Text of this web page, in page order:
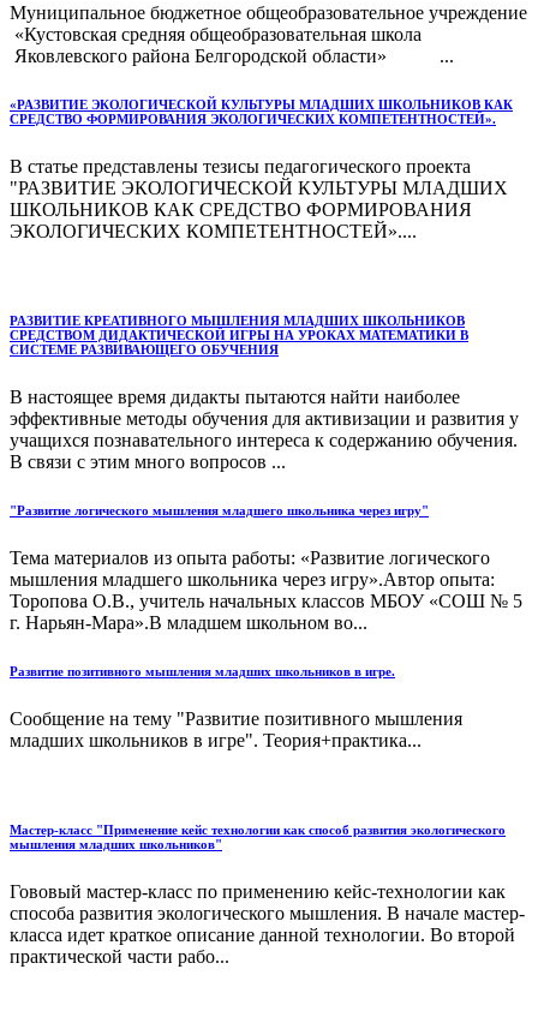
Муниципальное бюджетное общеобразовательное учреждение
«Кустовская средняя общеобразовательная школа
Яковлевского района Белгородской области» ...
«РАЗВИТИЕ ЭКОЛОГИЧЕСКОЙ КУЛЬТУРЫ МЛАДШИХ ШКОЛЬНИКОВ КАК
СРЕДСТВО ФОРМИРОВАНИЯ ЭКОЛОГИЧЕСКИХ КОМПЕТЕНТНОСТЕЙ».
В статье представлены тезисы педагогического проекта
"РАЗВИТИЕ ЭКОЛОГИЧЕСКОЙ КУЛЬТУРЫ МЛАДШИХ
ШКОЛЬНИКОВ КАК СРЕДСТВО ФОРМИРОВАНИЯ
ЭКОЛОГИЧЕСКИХ КОМПЕТЕНТНОСТЕЙ»....
РАЗВИТИЕ КРЕАТИВНОГО МЫШЛЕНИЯ МЛАДШИХ ШКОЛЬНИКОВ
СРЕДСТВОМ ДИДАКТИЧЕСКОЙ ИГРЫ НА УРОКАХ МАТЕМАТИКИ В
СИСТЕМЕ РАЗВИВАЮЩЕГО ОБУЧЕНИЯ
В настоящее время дидакты пытаются найти наиболее
эффективные методы обучения для активизации и развития у
учащихся познавательного интереса к содержанию обучения.
В связи с этим много вопросов ...
"Развитие логического мышления младшего школьника через игру"
Тема материалов из опыта работы: «Развитие логического
мышления младшего школьника через игру».Автор опыта:
Торопова О.В., учитель начальных классов МБОУ «СОШ № 5
г. Нарьян-Мара».В младшем школьном во...
Развитие позитивного мышления младших школьников в игре.
Сообщение на тему "Развитие позитивного мышления
младших школьников в игре". Теория+практика...
Мастер-класс "Применение кейс технологии как способ развития экологического
мышления младших школьников"
Гововый мастер-класс по применению кейс-технологии как
способа развития экологического мышления. В начале мастер-
класса идет краткое описание данной технологии. Во второй
практической части рабо...